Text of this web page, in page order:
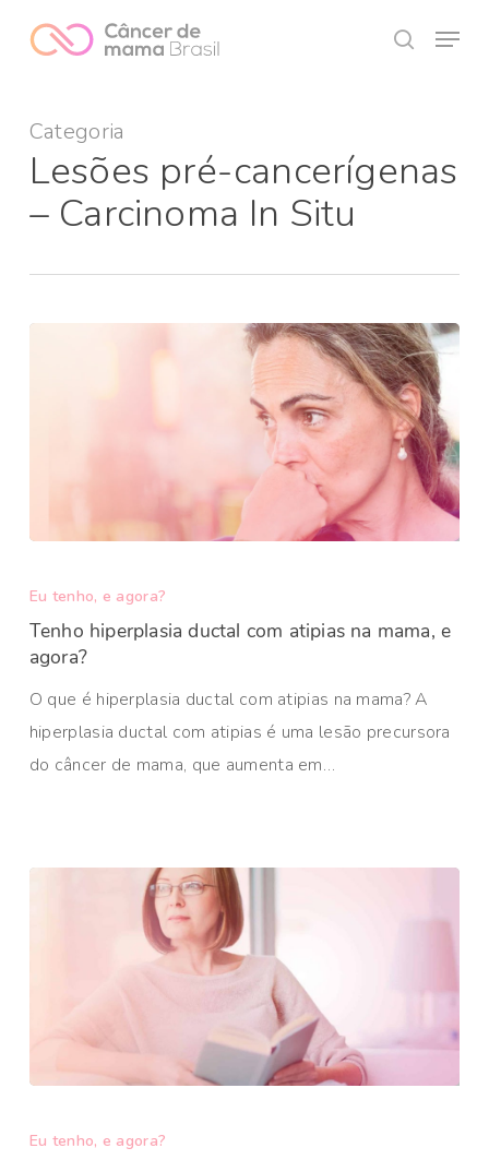
Menu
Categoria
Lesões pré-cancerígenas
– Carcinoma In Situ
Eu tenho, e agora?
Tenho hiperplasia ductal com atipias na mama, e
agora?
O que é hiperplasia ductal com atipias na mama? A
hiperplasia ductal com atipias é uma lesão precursora
do câncer de mama, que aumenta em…
Eu tenho, e agora?